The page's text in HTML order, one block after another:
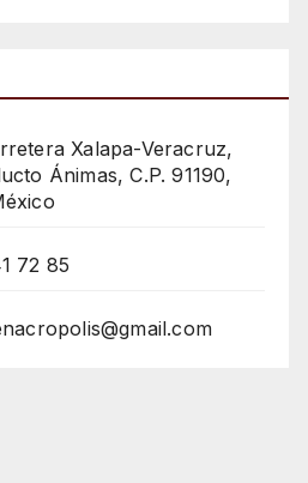
Xalapa-Veracruz,
Ánimas, C.P. 91190,
72 85